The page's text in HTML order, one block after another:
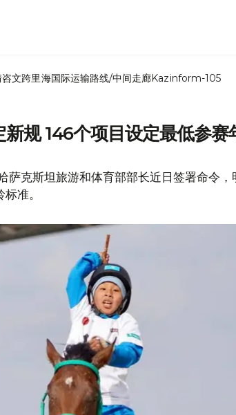
咨文跨里海国际运输路线/中间走廊Kazinform-105
规 146个项目设定最低参赛
萨克斯坦旅游和体育部部长近日签署命令，
准。